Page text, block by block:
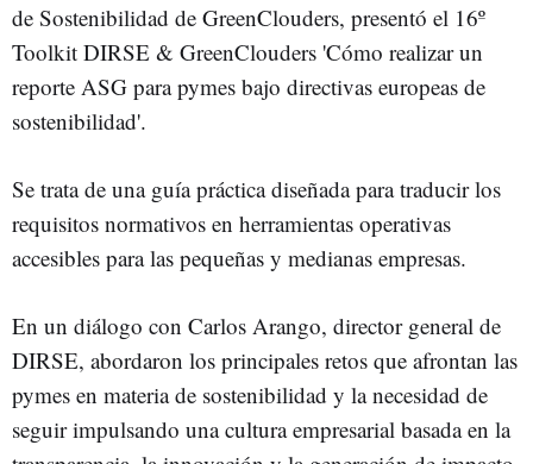
de Sostenibilidad de GreenClouders, presentó el 16º
Toolkit DIRSE & GreenClouders 'Cómo realizar un
reporte ASG para pymes bajo directivas europeas de
sostenibilidad'.
Se trata de una guía práctica diseñada para traducir los
requisitos normativos en herramientas operativas
accesibles para las pequeñas y medianas empresas.
En un diálogo con Carlos Arango, director general de
DIRSE, abordaron los principales retos que afrontan las
pymes en materia de sostenibilidad y la necesidad de
seguir impulsando una cultura empresarial basada en la